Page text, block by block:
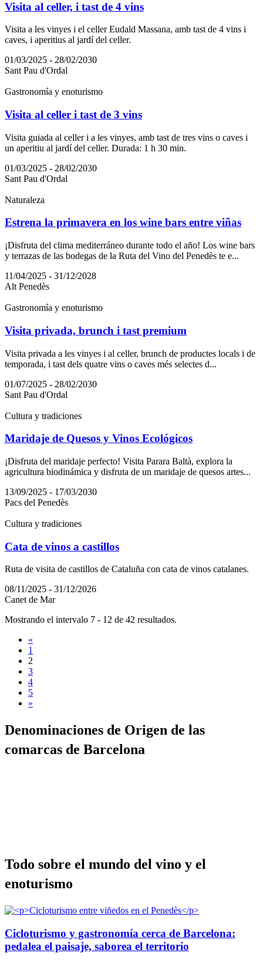
Visita al celler, i tast de 4 vins
Visita a les vinyes i el celler Eudald Massana, amb tast de 4 vins i
caves, i aperitius al jardí del celler.
01/03/2025 - 28/02/2030
Sant Pau d'Ordal
Gastronomía y enoturismo
Visita al celler i tast de 3 vins
Visita guiada al celler i a les vinyes, amb tast de tres vins o caves i
un aperitiu al jardí del celler. Durada: 1 h 30 min.
01/03/2025 - 28/02/2030
Sant Pau d'Ordal
Naturaleza
Estrena la primavera en los wine bars entre viñas
¡Disfruta del clima mediterráneo durante todo el año! Los wine bars
y terrazas de las bodegas de la Ruta del Vino del Penedès te e...
11/04/2025 - 31/12/2028
Alt Penedès
Gastronomía y enoturismo
Visita privada, brunch i tast premium
Visita privada a les vinyes i al celler, brunch de productes locals i de
temporada, i tast dels quatre vins o caves més selectes d...
01/07/2025 - 28/02/2030
Sant Pau d'Ordal
Cultura y tradiciones
Maridaje de Quesos y Vinos Ecológicos
¡Disfruta del maridaje perfecto! Visita Parara Baltà, explora la
agricultura biodinámica y disfruta de un maridaje de quesos artes...
13/09/2025 - 17/03/2030
Pacs del Penedès
Cultura y tradiciones
Cata de vinos a castillos
Ruta de visita de castillos de Cataluña con cata de vinos catalanes.
08/11/2025 - 31/12/2026
Canet de Mar
Mostrando el intervalo 7 - 12 de 42 resultados.
«
1
2
3
4
5
»
Denominaciones de Origen de las
comarcas de Barcelona
Todo sobre el mundo del vino y el
enoturismo
Cicloturismo y gastronomía cerca de Barcelona:
pedalea el paisaje, saborea el territorio